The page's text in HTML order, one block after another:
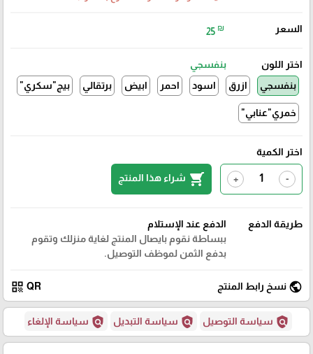
السعر 25 ₪
اختر اللون
بنفسجي
بنفسجي
ازرق اسود احمر ابيض برتقالي بيج"سكري"
خمري"عنابي"
اختر الكمية
-
+
shopping_cart شراء هذا المنتج
طريقة الدفع
الدفع عند الإستلام
ببساطة نقوم بايصال المنتج لغاية منزلك وتقوم
بدفع الثمن لموظف التوصيل.
public نسخ رابط المنتج QR
qr_code
policy سياسة التوصيل policy سياسة التبديل policy سياسة الإلغاء